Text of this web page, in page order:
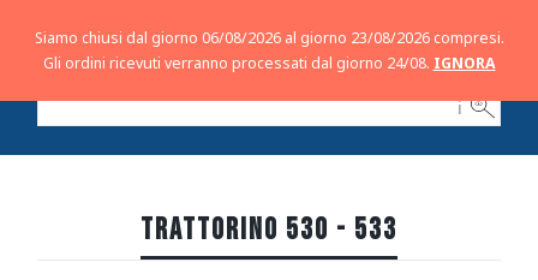
ℹ
TRATTORINO 530 - 533
Siamo chiusi dal giorno 06/08/2026 al giorno 23/08/2026 compresi.
Gli ordini ricevuti verranno processati dal giorno 24/08. IGNORA